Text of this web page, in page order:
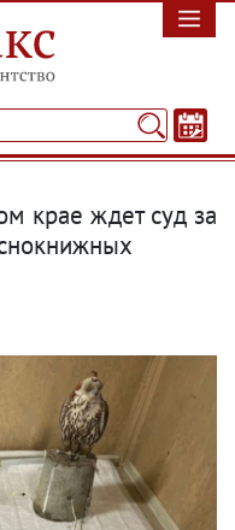
крае ждет суд за